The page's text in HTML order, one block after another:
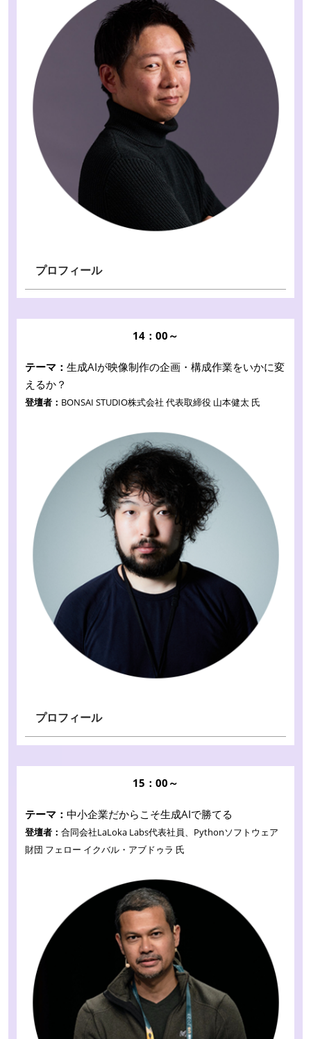
プロフィール
14：00～
テーマ： 生成AIが映像制作の企画・構成作業をいかに変
えるか？
登壇者： BONSAI STUDIO株式会社 代表取締役 山本健太 氏
プロフィール
15：00～
テーマ： 中小企業だからこそ生成AIで勝てる
登壇者： 合同会社LaLoka Labs代表社員、Pythonソフトウェア
財団 フェロー イクバル・アブドゥラ 氏